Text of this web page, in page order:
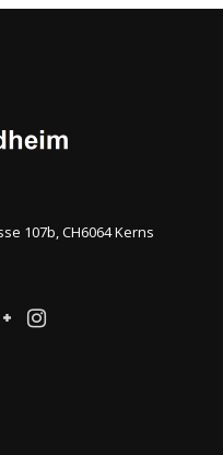
107b, CH6064 Kerns